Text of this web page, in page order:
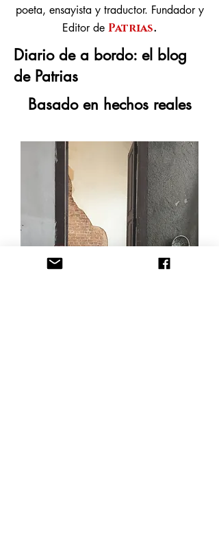
poeta, ensayista y traductor. Fundador y
Editor de Patrias.
Diario de a bordo: el blog
de Patrias
Basado en hechos reales